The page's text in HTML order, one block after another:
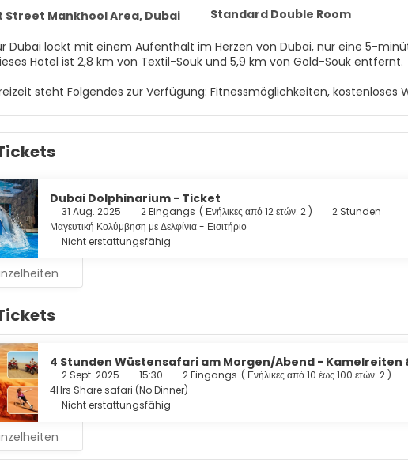
Street Mankhool Area, Dubai
Standard Double Room
Dubai lockt mit einem Aufenthalt im Herzen von Dubai, nur eine 5-
Dieses Hotel ist 2,8 km von Textil-Souk und 5,9 km von Gold-Souk entfernt.
steht Folgendes zur Verfügung: Fitnessmöglichkeiten, kostenloses
einem der 691 klimatisierten Zimmer mit LCD-Fernseher wie zu Hause.
Satellitenempfang. Die Badezimmer bieten Duschwannen und
Schreibtische.
Tag bei einem Drink an der Bar/Lounge ausklingen. Gegen Gebühr wird
angeboten. LOCALIZE
gehören kostenlose Zeitungen in der Lobby, ein
begrenzte Parkplätze.
Dubai Dolphinarium - Ticket
31 Aug. 2025 2 Eingangs ( Ενήλικες από 12 ετών: 2 )
2 Stunden
Μαγευτική Κολύμβηση με Δελφίνια - Εισιτήριο
Nicht erstattungsfähig
4 Stunden Wüstensafari am Morgen/Abend - Kamelreiten
2 Sept. 2025 15:30 2 Eingangs ( Ενήλικες από 10 έως 100 ετών: 2 )
4Hrs Share safari (No Dinner)
Nicht erstattungsfähig